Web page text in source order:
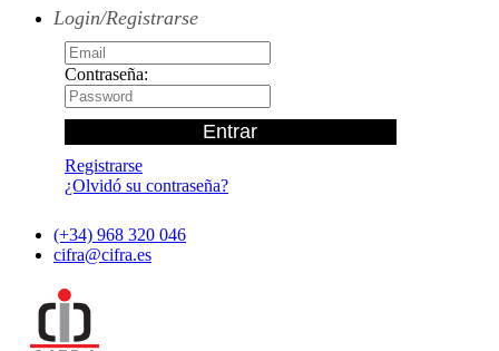
Login/Registrarse
Contraseña:
Registrarse
¿Olvidó su contraseña?
(+34) 968 320 046
cifra@cifra.es